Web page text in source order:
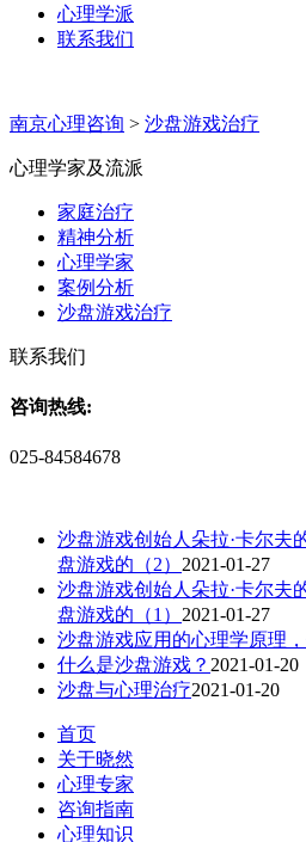
心理学派
联系我们
南京心理咨询 > 沙盘游戏治疗
心理学家及流派
家庭治疗
精神分析
心理学家
案例分析
沙盘游戏治疗
联系我们
咨询热线:
025-84584678
沙盘游戏创始人朵拉·卡尔夫
盘游戏的（2） 2021-01-27
沙盘游戏创始人朵拉·卡尔夫
盘游戏的（1） 2021-01-27
沙盘游戏应用的心理学原理
什么是沙盘游戏？ 2021-01-20
沙盘与心理治疗2021-01-20
首页
关于晓然
心理专家
咨询指南
心理知识